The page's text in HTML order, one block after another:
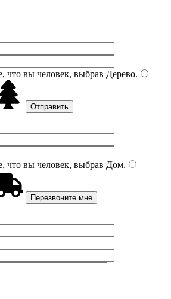
что вы человек, выбрав Дерево.
что вы человек, выбрав Дом.